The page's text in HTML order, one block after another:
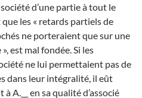
d’une partie à tout le
les « retards partiels de
ne porteraient que sur une
est mal fondée. Si les
ne lui permettaient pas de
dans leur intégralité, il eût
A.__ en sa qualité d’associé